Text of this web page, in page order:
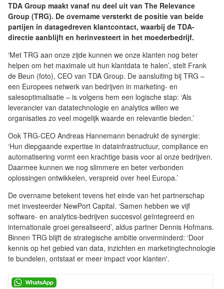
TDA Group maakt vanaf nu deel uit van The Relevance
Group (TRG). De overname versterkt de positie van beide
partijen in datagedreven klantcontact, waarbij de TDA-
directie aanblijft en herinvesteert in het moederbedrijf.
‘Met TRG aan onze zijde kunnen we onze klanten nog beter
helpen om het maximale uit hun klantdata te halen’, stelt Frank
de Beun (foto), CEO van TDA Group. De aansluiting bij TRG –
een Europees netwerk van bedrijven in marketing- en
salesoptimalisatie – is volgens hem een logische stap: ‘Als
leverancier van datatechnologie en analytics willen we
organisaties zo veel mogelijk waarde en relevantie bieden.’
Ook TRG-CEO Andreas Hannemann benadrukt de synergie:
‘Hun diepgaande expertise in datainfrastructuur, compliance en
automatisering vormt een krachtige basis voor al onze bedrijven.
Daarmee kunnen we nog slimmere en beter verbonden
oplossingen ontwikkelen, verspreid over heel Europa.’
De overname betekent tevens het einde van het partnerschap
met investeerder NewPort Capital. ‘Samen hebben we vijf
software- en analytics-bedrijven succesvol geïntegreerd en
internationale groei gerealiseerd’, aldus partner Dennis Hofmans.
Binnen TRG blijft de strategische ambitie onverminderd: ‘Door
kennis op het gebied van data, inzichten en marketingtechnologie
te bundelen, ontstaat er meer impact voor klanten'.